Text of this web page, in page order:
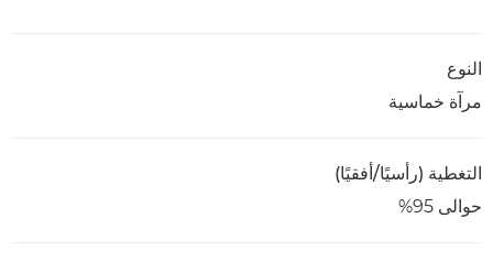
النوع
مرآة خماسية
التغطية (رأسيًا/أفقيًا)
حوالى 95%